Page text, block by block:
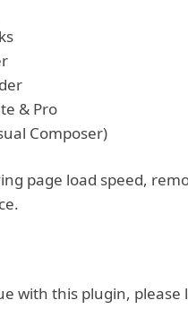
& Pro
Composer)
page load speed,
with this plugin, please